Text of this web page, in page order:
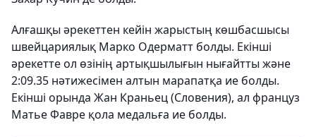
Алғашқы әрекеттен кейін жарыстың көшбасшысы
швейцариялық Марко Одерматт болды. Екінші
әрекетте ол өзінің артықшылығын нығайтты және
2:09.35 нәтижесімен алтын марапатқа ие болды.
Екінші орында Жан Краньец (Словения), ал француз
Матье Фавре қола медальға ие болды.